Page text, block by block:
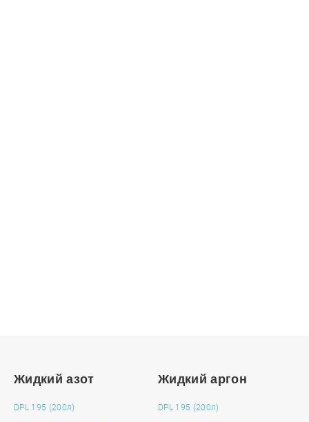
Жидкий азот
DPL 195 (200л)
Жидкий аргон
DPL 195 (200л)